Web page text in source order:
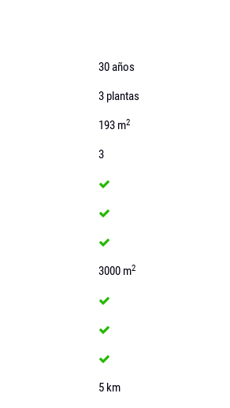
30 años
3 plantas
193 m2
3
3000 m2
5 km